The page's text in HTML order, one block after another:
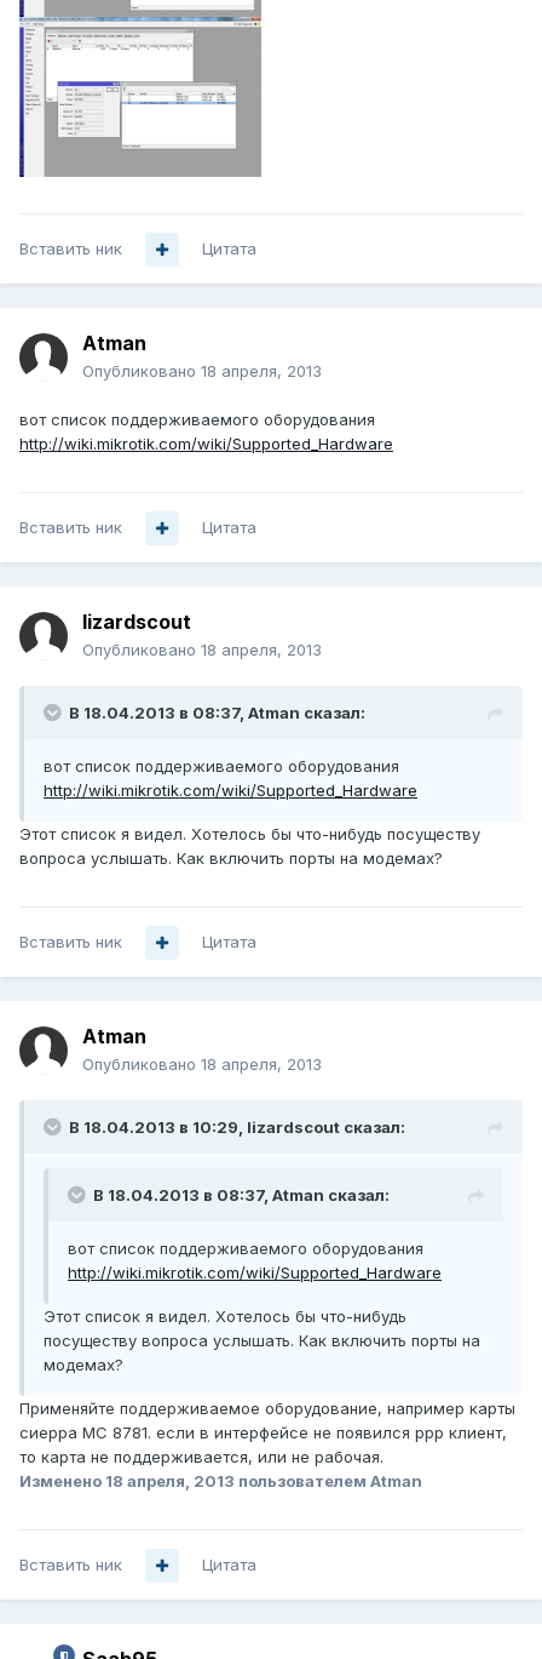
Вставить ник Цитата
Atman
Опубликовано 18 апреля, 2013
вот список поддерживаемого оборудования
http://wiki.mikrotik.com/wiki/Supported_Hardware
Вставить ник Цитата
lizardscout
Опубликовано 18 апреля, 2013
В 18.04.2013 в 08:37, Atman сказал:
вот список поддерживаемого оборудования
http://wiki.mikrotik.com/wiki/Supported_Hardware
Этот список я видел. Хотелось бы что-нибудь посуществу
вопроса услышать. Как включить порты на модемах?
Вставить ник Цитата
Atman
Опубликовано 18 апреля, 2013
В 18.04.2013 в 10:29, lizardscout сказал:
В 18.04.2013 в 08:37, Atman сказал:
вот список поддерживаемого оборудования
http://wiki.mikrotik.com/wiki/Supported_Hardware
Этот список я видел. Хотелось бы что-нибудь
посуществу вопроса услышать. Как включить порты на
модемах?
Применяйте поддерживаемое оборудование, например карты
сиерра MC 8781. если в интерфейсе не появился ppp клиент,
то карта не поддерживается, или не рабочая.
Изменено 18 апреля, 2013 пользователем Atman
Вставить ник Цитата